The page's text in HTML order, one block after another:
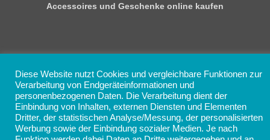
Accessoires und Geschenke online kaufen
Diese Website nutzt Cookies und vergleichbare Funktionen zur
Verarbeitung von Endgeräteinformationen und
personenbezogenen Daten. Die Verarbeitung dient der
Einbindung von Inhalten, externen Diensten und Elementen
Dritter, der statistischen Analyse/Messung, der personalisierten
Werbung sowie der Einbindung sozialer Medien. Je nach